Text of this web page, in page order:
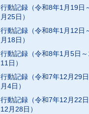
行動記録（令和8年1月19日
月25日）
行動記録（令和8年1月12日
月18日）
行動記録（令和8年1月5日～
11日）
行動記録（令和7年12月29
月4日）
行動記録（令和7年12月22日
12月28日）